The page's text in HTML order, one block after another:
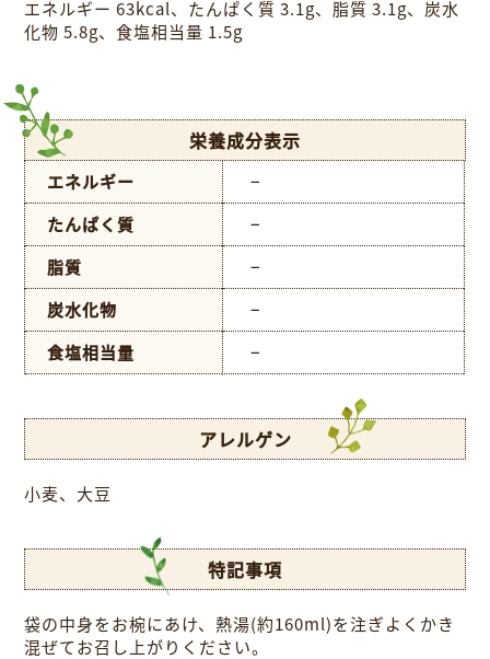
エネルギー 63kcal、たんぱく質 3.1g、脂質 3.1g、炭水
化物 5.8g、食塩相当量 1.5g
栄養成分表示
エネルギー
−
たんぱく質
−
脂質
−
炭水化物
−
食塩相当量
−
アレルゲン
小麦、大豆
特記事項
袋の中身をお椀にあけ、熱湯(約160ml)を注ぎよくかき
混ぜてお召し上がりください。